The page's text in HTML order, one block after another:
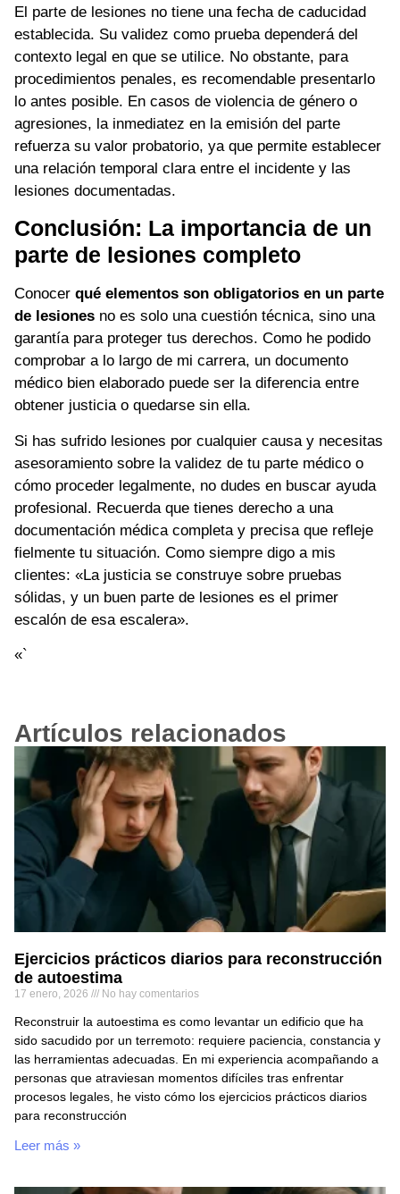
El parte de lesiones no tiene una fecha de caducidad
establecida. Su validez como prueba dependerá del
contexto legal en que se utilice. No obstante, para
procedimientos penales, es recomendable presentarlo
lo antes posible. En casos de violencia de género o
agresiones, la inmediatez en la emisión del parte
refuerza su valor probatorio, ya que permite establecer
una relación temporal clara entre el incidente y las
lesiones documentadas.
Conclusión: La importancia de un
parte de lesiones completo
Conocer qué elementos son obligatorios en un parte
de lesiones no es solo una cuestión técnica, sino una
garantía para proteger tus derechos. Como he podido
comprobar a lo largo de mi carrera, un documento
médico bien elaborado puede ser la diferencia entre
obtener justicia o quedarse sin ella.
Si has sufrido lesiones por cualquier causa y necesitas
asesoramiento sobre la validez de tu parte médico o
cómo proceder legalmente, no dudes en buscar ayuda
profesional. Recuerda que tienes derecho a una
documentación médica completa y precisa que refleje
fielmente tu situación. Como siempre digo a mis
clientes: «La justicia se construye sobre pruebas
sólidas, y un buen parte de lesiones es el primer
escalón de esa escalera».
«`
Artículos relacionados
Ejercicios prácticos diarios para reconstrucción
de autoestima
17 enero, 2026 No hay comentarios
Reconstruir la autoestima es como levantar un edificio que ha
sido sacudido por un terremoto: requiere paciencia, constancia y
las herramientas adecuadas. En mi experiencia acompañando a
personas que atraviesan momentos difíciles tras enfrentar
procesos legales, he visto cómo los ejercicios prácticos diarios
para reconstrucción
Leer más »